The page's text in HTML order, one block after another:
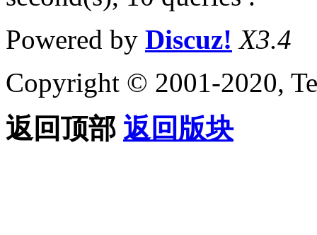
Powered by Discuz! X3.4
Copyright © 2001-2020,
返回顶部 返回版块